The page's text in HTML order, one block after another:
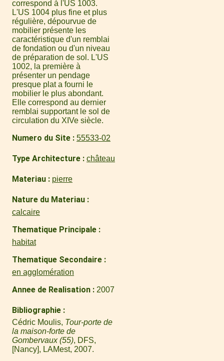
correspond à l'US 1003.
L'US 1004 plus fine et plus
régulière, dépourvue de
mobilier présente les
caractéristique d'un remblai
de fondation ou d'un niveau
de préparation de sol. L'US
1002, la première à
présenter un pendage
presque plat a fourni le
mobilier le plus abondant.
Elle correspond au dernier
remblai supportant le sol de
circulation du XIVe siècle.
Numero du Site 55533-02
Type Architecture château
Materiau pierre
Nature du Materiau
calcaire
Thematique Principale
habitat
Thematique Secondaire
en agglomération
Annee de Realisation 2007
Bibliographie
Cédric Moulis, Tour-porte de
la maison-forte de
Gombervaux (55), DFS,
[Nancy], LAMest, 2007.